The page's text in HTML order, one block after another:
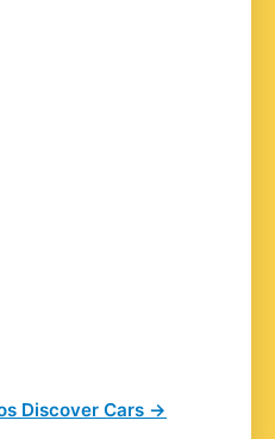
Discover Cars →